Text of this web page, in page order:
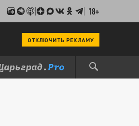
18+
ОТКЛЮЧИТЬ РЕКЛАМУ